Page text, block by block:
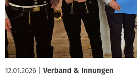
12.01.2026 Verband & Innungen